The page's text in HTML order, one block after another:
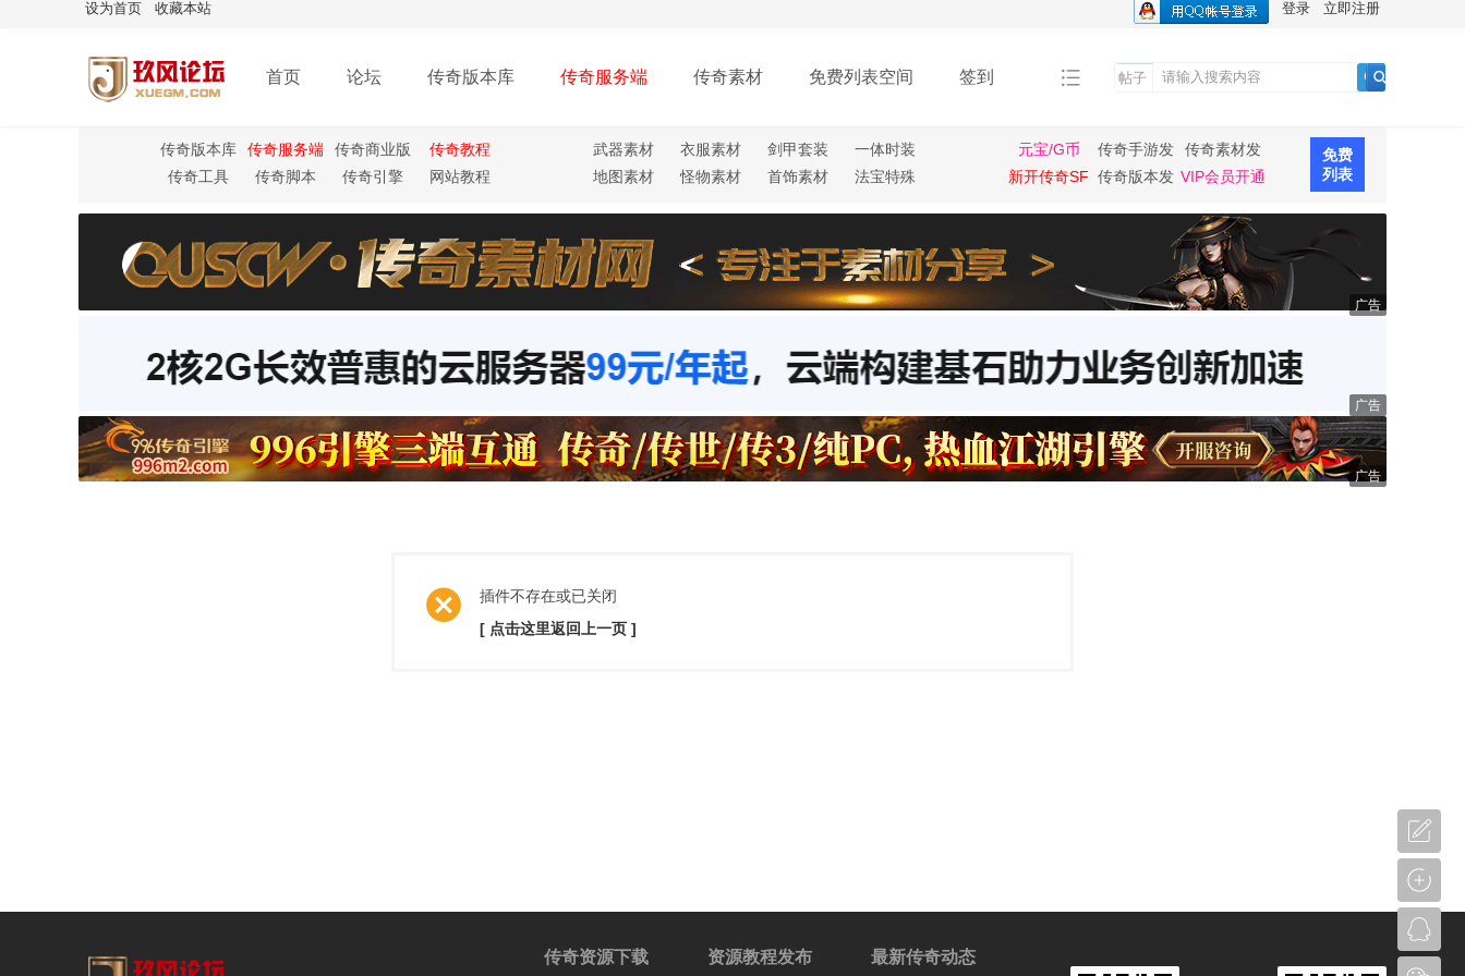
设为首页 收藏本站 登录 立即注册
首页 论坛 传奇版本库 传奇服务端 传奇素材 免费列表空间 签到 帖子
传奇版本库 传奇服务端
传奇商业版
本
传奇教程
传奇工具
传奇脚本 传奇引擎 网站教程
武器素材 衣服素材 剑甲套装
一体时装
地图素材
怪物素材 首饰素材 法宝特殊
元宝/G币
传奇手游发
布
传奇素材发
布
新开传奇SF 传奇版本发 VIP会员开通
免费
列表
广告
广告
广告
插件不存在或已关闭
[ 点击这里返回上一页 ]
传奇资源下载 资源教程发布 最新传奇动态